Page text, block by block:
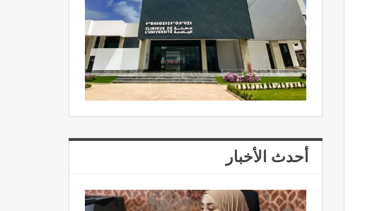
أحدث الأخبار